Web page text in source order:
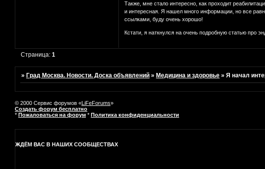
Также, мне стало интересно, как проходит
и интересная. Я нашел много информации, но все
ссылками, буду очень хорошо!
Кстати, я наткнулся на очень подробную статью про
Страница:1
»Град Москва. Новости. Доска объявлений »Медицина и здоровье »Я начал
© 2000 Сервис форумов «LiFeForums»
Создать форум бесплатно
* Пожаловаться на форум * Политика конфиденциальности
ЖДЁМ ВАС В НАШИХ СООБЩЕСТВАХ